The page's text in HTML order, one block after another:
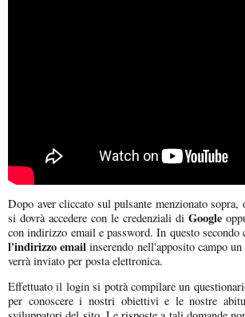
Dopo aver cliccato sul pulsante menzionato sopra,
si dovrà accedere con le credenziali di Google
con indirizzo email e password. In questo secondo
l'indirizzo email inserendo nell'apposito campo
verrà inviato per posta elettronica.
Effettuato il login si potrà compilare un
per conoscere i nostri obiettivi e le nostre